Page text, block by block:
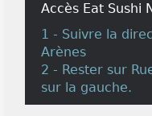
Accès Eat Sushi
1 - Suivre la
Arènes
2 - Rester sur
sur la gauche.